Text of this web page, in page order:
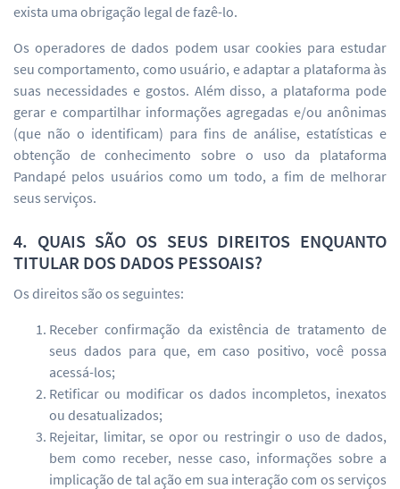
exista uma obrigação legal de fazê-lo.
Os operadores de dados podem usar cookies para estudar
seu comportamento, como usuário, e adaptar a plataforma às
suas necessidades e gostos. Além disso, a plataforma pode
gerar e compartilhar informações agregadas e/ou anônimas
(que não o identificam) para fins de análise, estatísticas e
obtenção de conhecimento sobre o uso da plataforma
Pandapé pelos usuários como um todo, a fim de melhorar
seus serviços.
4. QUAIS SÃO OS SEUS DIREITOS ENQUANTO
TITULAR DOS DADOS PESSOAIS?
Os direitos são os seguintes:
Receber confirmação da existência de tratamento de
seus dados para que, em caso positivo, você possa
acessá-los;
Retificar ou modificar os dados incompletos, inexatos
ou desatualizados;
Rejeitar, limitar, se opor ou restringir o uso de dados,
bem como receber, nesse caso, informações sobre a
implicação de tal ação em sua interação com os serviços